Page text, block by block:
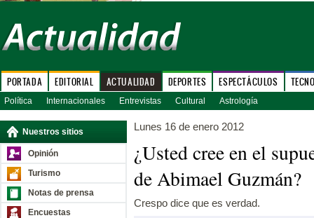
PORTADA EDITORIAL ACTUALIDAD DEPORTES ESPECTÁCULOS
Política Internacionales Entrevistas Cultural Astrología
Nuestros sitios
Opinión
Turismo
Notas de prensa
Encuestas
Lunes 16 de enero 2012
¿Usted cree en el
de Abimael Guzmán?
Crespo dice que es verdad.